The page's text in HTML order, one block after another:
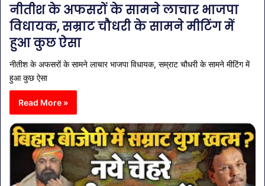
नीतीश के अफसरों के सामने लाचार भाजपा
विधायक, सम्राट चौधरी के सामने मीटिंग में
हुआ कुछ ऐसा
नीतीश के अफसरों के सामने लाचार भाजपा विधायक, सम्राट चौधरी के सामने मीटिंग में
हुआ कुछ ऐसा
Read More »